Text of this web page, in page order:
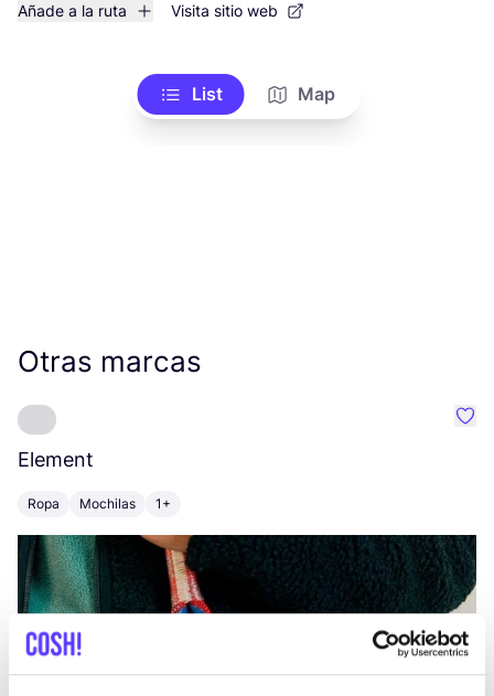
Añade a la ruta Visita sitio web
List Map
Otras marcas
Element
Ropa Mochilas 1+